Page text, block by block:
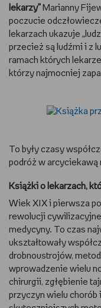
lekarzy” Marianny
poczucie
lekarzach ukazuje
przecież są ludźmi i z
ramach których
którzy najmocniej
To były czasy
podróż w arcyciekawą
Książki o lekarzach,
Wiek XIX i pierwsza
rewolucji
medycyny. To czas
ukształtowały
drobnoustrojów,
wprowadzenie wielu
chirurgii, zgłębienie
przyczyn wielu